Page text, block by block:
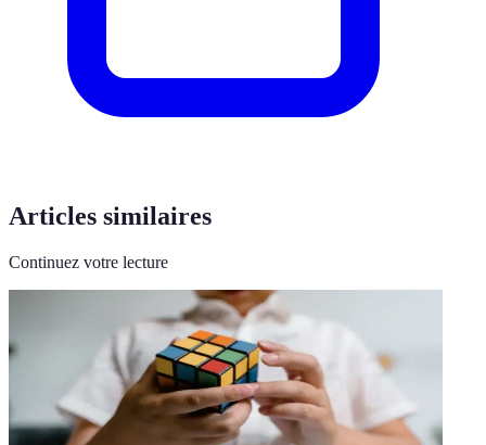
Articles similaires
Continuez votre lecture